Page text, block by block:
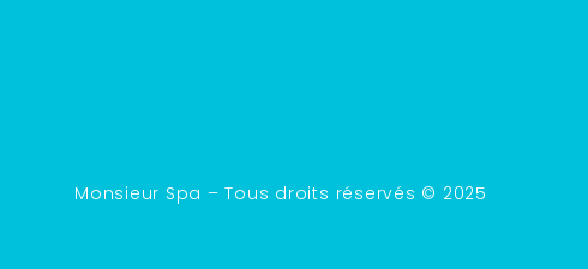
Monsieur Spa – Tous droits réservés © 2025